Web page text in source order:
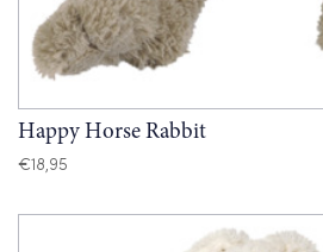
Happy Horse Rabbit
€18,95